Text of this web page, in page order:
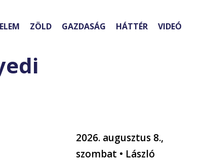
ZÖLD GAZDASÁG HÁTTÉR VIDEÓ
2026. augusztus 8.,
szombat • László